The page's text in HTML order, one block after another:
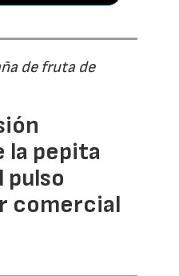
de fruta de
la pepita
pulso
comercial